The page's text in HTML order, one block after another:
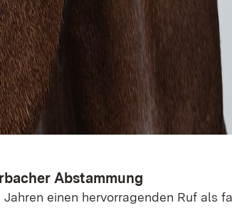
Abstammung
einen hervorragenden Ruf als